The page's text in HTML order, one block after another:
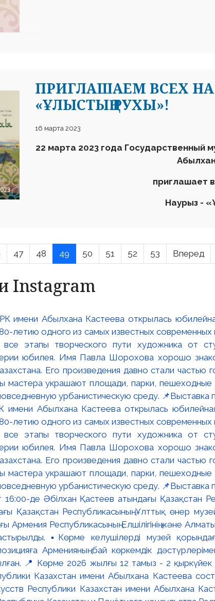
ПРИГЛАШАЕМ ВСЕХ
«ҰЛЫСТЫҢ РУХЫ»!
16 марта 2023
22 марта 2023 года Государственный
Абы
приглашает
Наурыз - «
47 48 49 50 51 52 53 Вперед
Instagram
имени Абылхана Кастеева открылась
одного из самых известных современных
этапы творческого пути художника от
юбилея. Имя Павла Шорохова хорошо
Его произведения давно стали частью
мастера украшают площади, парки,
урбанистическую среду. 📌Выставка